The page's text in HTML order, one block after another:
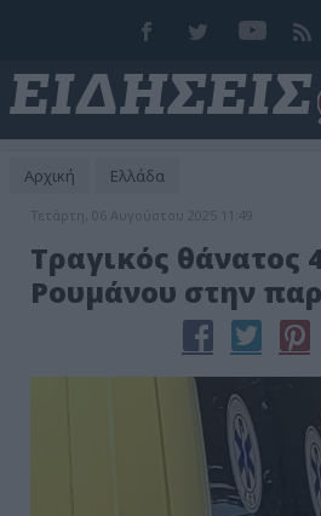
Αρχική Ελλάδα
Τετάρτη, 06 Αυγούστου 2025 11:49
Τραγικός θάνατος
Ρουμάνου στην